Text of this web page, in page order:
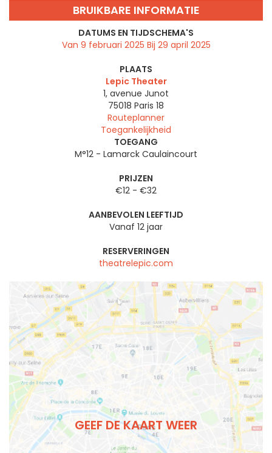
BRUIKBARE INFORMATIE
DATUMS EN TIJDSCHEMA'S
Van 9 februari 2025 Bij 29 april 2025
PLAATS
Lepic Theater
1, avenue Junot
75018 Paris 18
Routeplanner
Toegankelijkheid
TOEGANG
M°12 - Lamarck Caulaincourt
PRIJZEN
€12 - €32
AANBEVOLEN LEEFTIJD
Vanaf 12 jaar
RESERVERINGEN
theatrelepic.com
GEEF DE KAART WEER